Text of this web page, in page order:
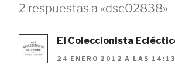
2 respuestas a «dsc02838»
El Coleccionista
24 ENERO 2012 A LAS 14:13